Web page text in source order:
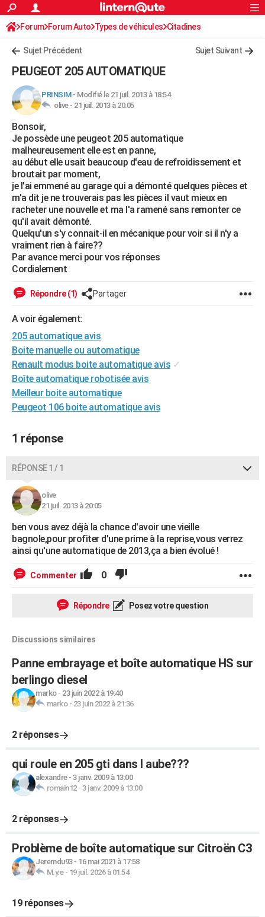
ACTUALITÉS
Politique
Société
Faits Divers
Education
Monde
Villes
+
FINANCE
Retraite
Impôts
Epargne
Immobilier
Risques naturels par ville
Banque
Assurance
Crédit
AUTO
Essais
Réserver un essai
Citadines
Berlines
SUV
Forum auto
+HIGH-TECH
Mobiles
Meilleur smartphone
Internet
Ordinateurs
Jeux vidéo
Guide high-tech
+BRICOLAGE
Forum
Aménagement intérieur
Extérieur
Cuisine
Salle de bains
Jardinage
Rangement
WEEK-END
Guides de France
Escapades
Patrimoine
Expositions
Musées
Week-end nature
LIFESTYLE
Art de vivre
Bien-être
Loisirs
ModeModes de vie
SANTE
Alimentation
Guide de la santé
Maladies
Médicaments
Sommeil
VOYAGE
CARTE DE VOEUX
Carte de Noël
Carte Bonne année
Carte Saint-Valentin
Carte Pâques
Carte d'anniversaire
DICTIONNAIRE
Dictionnaire
Biographies
Citations
Expressions
Proverbes
PROGRAMME TV
S'inscrire
Se connecter
Lycées
Collèges
Primaires
Universités
Entreprises
Service militaire
Avis de recherche
FORUM
Bricolage
Lifestyle
Culture
Sport
Auto
Television
Voyage
Cinema
S'inscrire
Connexion
Forum Forum Auto Types de véhicules Citadines
Sujet Précédent Sujet Suivant
PEUGEOT 205 AUTOMATIQUE
PRINSIM- Modifié le 21 juil. 2013 à 18:54
olive - 21 juil. 2013 à 20:05
Bonsoir,
Je possède une peugeot 205 automatique
malheureusement elle est en panne,
au début elle usait beaucoup d'eau de refroidissement et
broutait par moment,
je l'ai emmené au garage qui a démonté quelques pièces et
m'a dit je ne trouverais pas les pièces il vaut mieux en
racheter une nouvelle et ma l'a ramené sans remonter ce
qu'il avait démonté.
Quelqu'un s'y connait-il en mécanique pour voir si il n'y a
vraiment rien à faire??
Par avance merci pour vos réponses
Cordialement
Répondre (1) Partager
A voir également:
205 automatique avis
Boite manuelle ou automatique
Renault modus boite automatique avis ✓
Boîte automatique robotisée avis
Meilleur boite automatique
Peugeot 106 boite automatique avis
1 réponse
RÉPONSE 1 / 1
olive
21 juil. 2013 à 20:05
ben vous avez déjà la chance d'avoir une vieille
bagnole,pour profiter d'une prime à la reprise,vous verrez
ainsi qu'une automatique de 2013,ça a bien évolué !
Commenter 0
Répondre Posez votre question
Discussions similaires
Panne embrayage et boîte automatique HS sur
berlingo diesel
marko- 23 juin 2022 à 19:40
marko- 23 juin 2022 à 21:36
2 réponses
qui roule en 205 gti dans l aube???
alexandre- 3 janv. 2009 à 13:00
romain12- 3 janv. 2009 à 13:00
2 réponses
Problème de boîte automatique sur Citroën C3
Jeremdu93- 16 mai 2021 à 17:58
M.y.e- 19 juil. 2026 à 01:54
19 réponses